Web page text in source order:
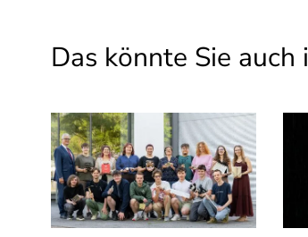
Das könnte Sie auch